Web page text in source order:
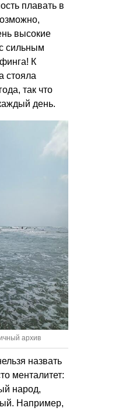
плавать в
высокие
сильным
К
стояла
так что
день.
архив
назвать
менталитет:
народ,
Например,